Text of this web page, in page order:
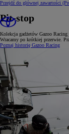
Przejdź do głównej zawartości
Pit-stop
Kolekcja gadżetów Gazoo
Wracamy po krótkiej przerwie.
Poznaj historię Gazoo Racing